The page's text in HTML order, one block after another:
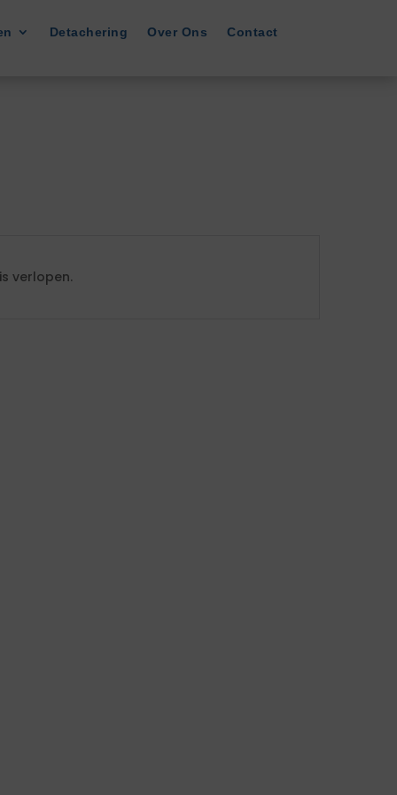
Detachering Over Ons Contact
verlopen.